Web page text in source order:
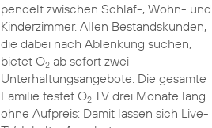
pendelt zwischen Schlaf-, Wohn- und
Kinderzimmer. Allen Bestandskunden,
die dabei nach Ablenkung suchen,
bietet O2ab sofort zwei
Unterhaltungsangebote: Die gesamte
Familie testet O2TV drei Monate lang
ohne Aufpreis: Damit lassen sich Live-